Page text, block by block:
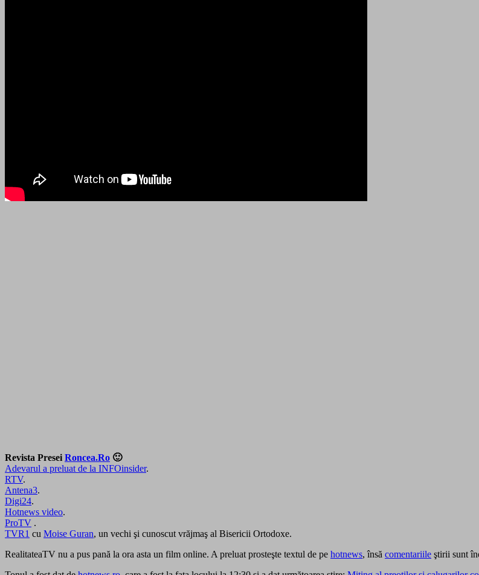
Revista Presei Roncea.Ro 🙂
Adevarul a preluat de la INFOinsider.
RTV.
Antena3.
Digi24.
Hotnews video.
ProTV .
TVR1 cu Moise Guran, un vechi şi cunoscut vrăjmaş al Bisericii Ortodoxe.
RealitateaTV nu a pus pană la ora asta un film online. A preluat prosteşte textul de pe hotnews, însă comentariile ştirii sunt